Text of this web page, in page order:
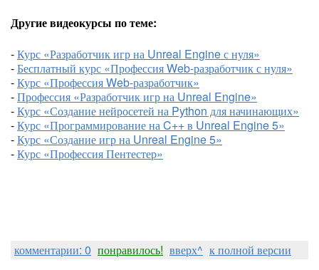
Другие видеокурсы по теме:
-Курс «Разработчик игр на Unreal Engine с нуля»
-Бесплатный курс «Профессия Web-разработчик с нуля»
-Курс «Профессия Web-разработчик»
-Профессия «Разработчик игр на Unreal Engine»
-Курс «Создание нейросетей на Python для начинающих»
-Курс «Программирование на C++ в Unreal Engine 5»
-Курс «Создание игр на Unreal Engine 5»
-Курс «Профессия Пентестер»
комментарии: 0 понравилось! вверх^ к полной версии